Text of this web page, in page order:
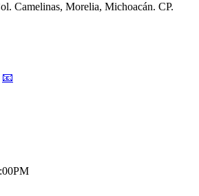
Camelinas, Morelia, Michoacán. CP.
📧